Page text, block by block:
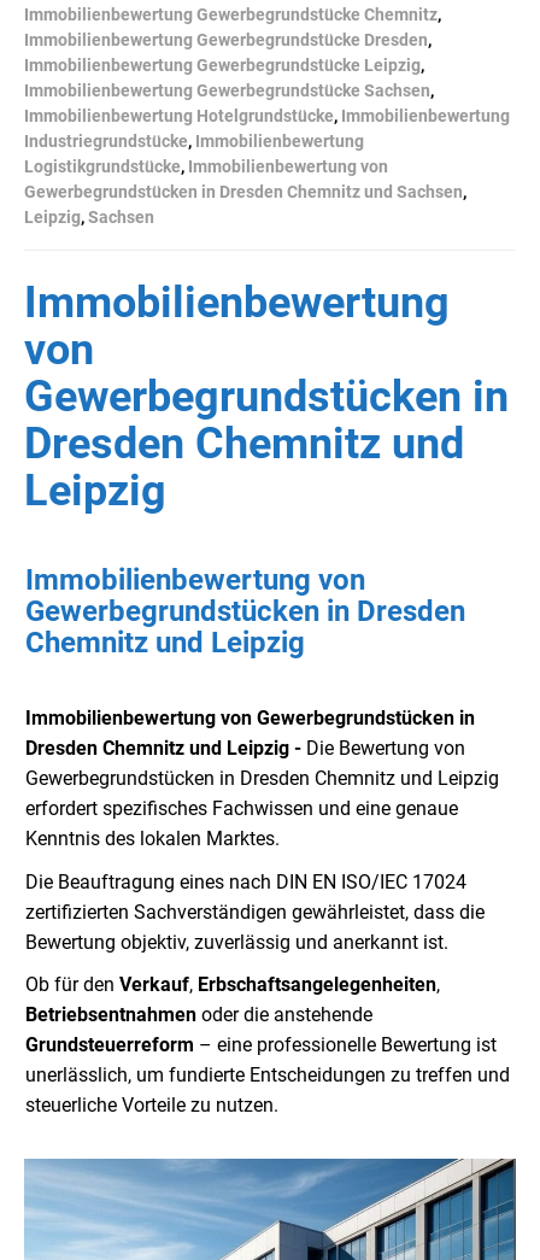
Immobilienbewertung Gewerbegrundstücke Chemnitz,
Immobilienbewertung Gewerbegrundstücke Dresden,
Immobilienbewertung Gewerbegrundstücke Leipzig,
Immobilienbewertung Gewerbegrundstücke Sachsen,
Immobilienbewertung Hotelgrundstücke, Immobilienbewertung
Industriegrundstücke, Immobilienbewertung
Logistikgrundstücke, Immobilienbewertung von
Gewerbegrundstücken in Dresden Chemnitz und Sachsen,
Leipzig,Sachsen
Immobilienbewertung
von
Gewerbegrundstücken in
Dresden Chemnitz und
Leipzig
Immobilienbewertung von
Gewerbegrundstücken in Dresden
Chemnitz und Leipzig
Immobilienbewertung von Gewerbegrundstücken in
Dresden Chemnitz und Leipzig - Die Bewertung von
Gewerbegrundstücken in Dresden Chemnitz und Leipzig
erfordert spezifisches Fachwissen und eine genaue
Kenntnis des lokalen Marktes.
Die Beauftragung eines nach DIN EN ISO/IEC 17024
zertifizierten Sachverständigen gewährleistet, dass die
Bewertung objektiv, zuverlässig und anerkannt ist.
Ob für den Verkauf, Erbschaftsangelegenheiten,
Betriebsentnahmen oder die anstehende
Grundsteuerreform – eine professionelle Bewertung ist
unerlässlich, um fundierte Entscheidungen zu treffen und
steuerliche Vorteile zu nutzen.